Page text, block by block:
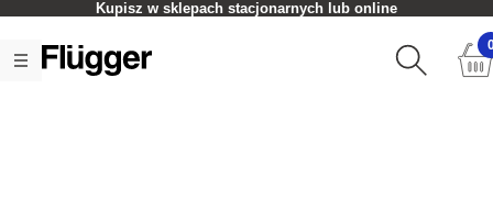
Kupisz w sklepach stacjonarnych lub online